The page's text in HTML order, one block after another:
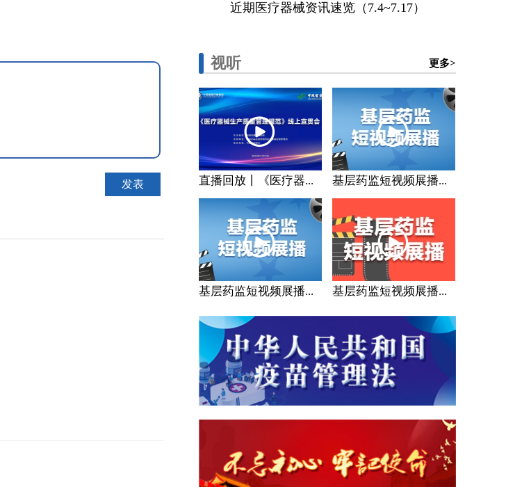
近期医疗器械资讯速览（7.4~7.17）
视听 更多>
直播回放丨《医疗器... 基层药监短视频展播...
基层药监短视频展播... 基层药监短视频展播...